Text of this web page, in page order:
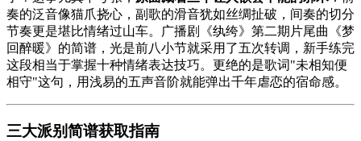
奏的泛音像猫爪挠心，副歌的滑音犹如丝绸扯破，间奏的切分
节奏更是堪比情绪过山车。广播剧《纨绔》第二期片尾曲《梦
回醉暖》的简谱，光是前八小节就采用了五次转调，新手练完
这段相当于掌握十种情绪表达技巧。更绝的是歌词"未相知便
相守"这句，用浅易的五声音阶就能弹出千年虐恋的宿命感。
三大派别简谱获取指南